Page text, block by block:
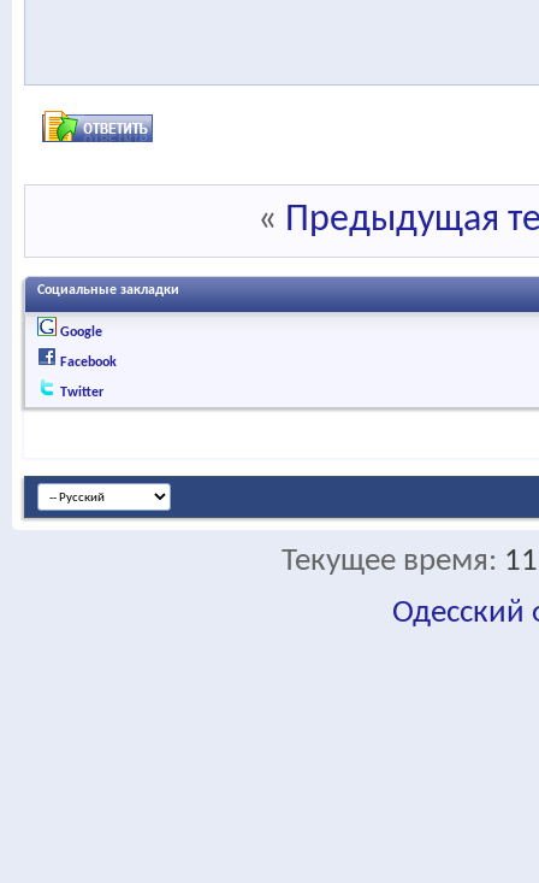
« Предыдущая
Социальные закладки
Google
Facebook
Twitter
Текущее время:
Одесский